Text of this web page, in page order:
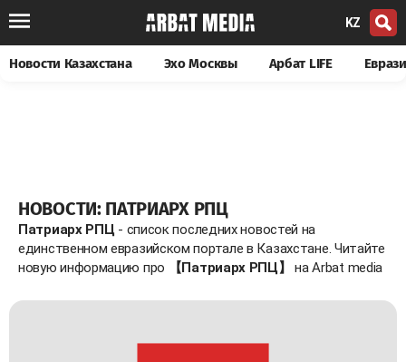
KZ
Новости Казахстана Эхо Москвы Арбат LIFE
НОВОСТИ: ПАТРИАРХ РПЦ
Патриарх РПЦ - список последних новостей на
единственном евразийском портале в Казахстане. Читайте
новую информацию про
【Патриарх РПЦ】 на Arbat media